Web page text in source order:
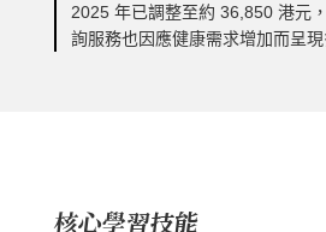
2025 年已調整至約 36,850 港元
詢服務也因應健康需求增加而呈
核心學習技能